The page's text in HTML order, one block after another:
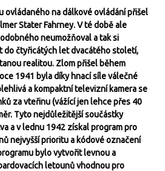
ovládaného na dálkové ovládání přišel
Stater Fahrney. V té době ale
neumožňoval a tak si
do čtyřicátých let dvacátého století,
realitou. Zlom přišel během
1941 byla díky hnací síle válečné
a kompaktní televizní kamera se
za vteřinu (vážící jen lehce přes 40
Tyto nejdůležitější součástky
a v lednu 1942 získal program pro
nejvyšší prioritu a kódové označení
bylo vytvořit levnou a
letounů vhodnou pro